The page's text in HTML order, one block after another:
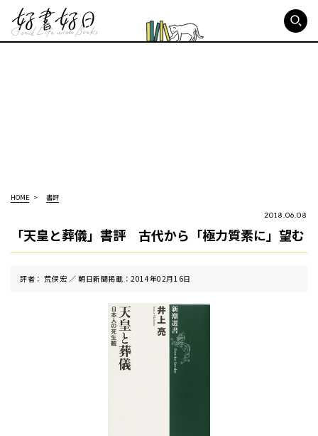
HOME 書評
2018.06.08
「天皇と葬儀」書評 古代から「極力質素に」望む
評者： 荒俣宏 ／ 朝⽇新聞掲載：2014年02月16日